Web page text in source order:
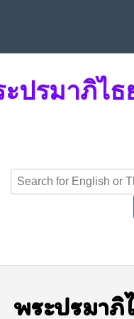
ปรมาภิไธ
พระปรมาภิ